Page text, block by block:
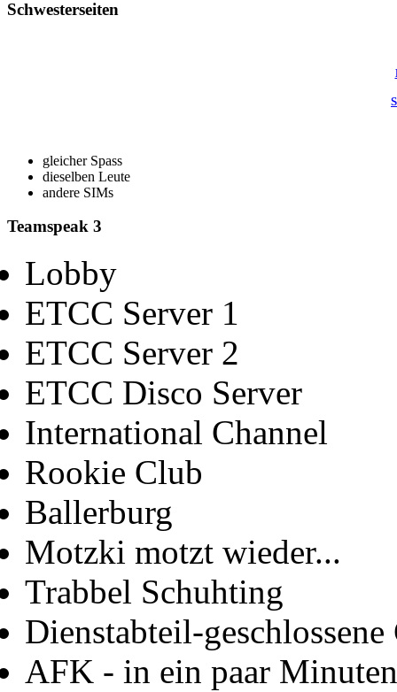
Schwesterseiten
gleicher Spass
dieselben Leute
andere SIMs
Teamspeak 3
Lobby
ETCC Server 1
ETCC Server 2
ETCC Disco Server
International Channel
Rookie Club
Ballerburg
Motzki motzt wieder...
Trabbel Schuhting
Dienstabteil-geschlossene
AFK - in ein paar